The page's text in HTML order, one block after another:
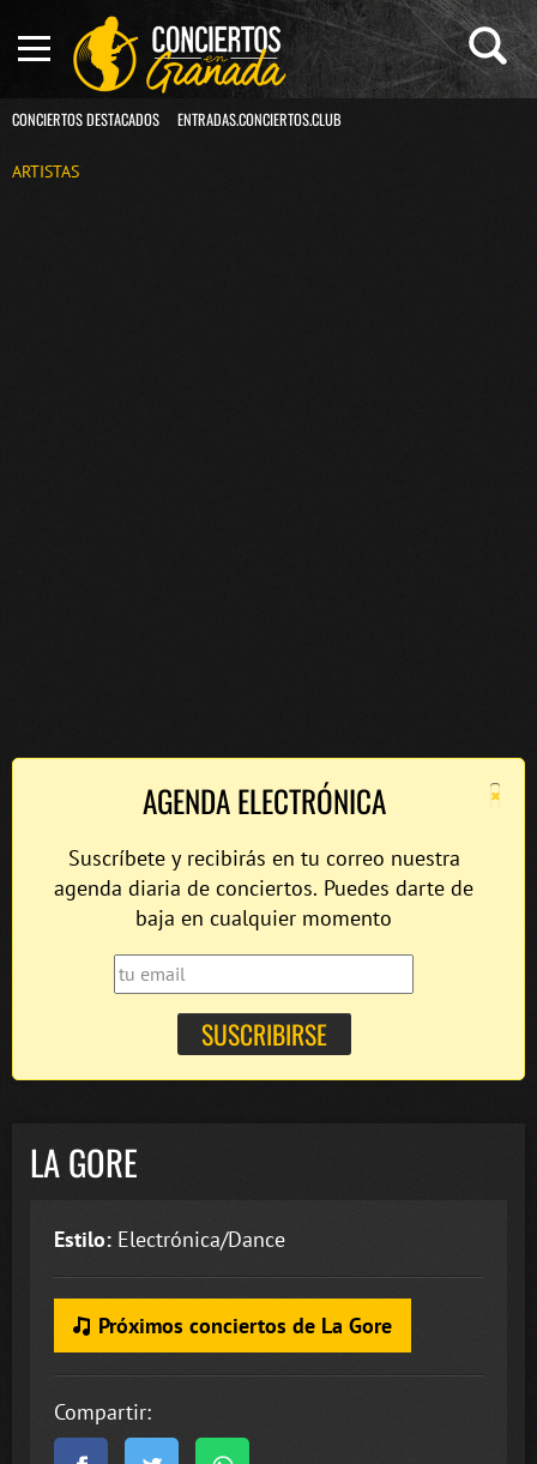
CONCIERTOS DESTACADOS ENTRADAS.CONCIERTOS.CLUB
ARTISTAS
×
AGENDA ELECTRÓNICA
Suscríbete y recibirás en tu correo nuestra
agenda diaria de conciertos. Puedes darte de
baja en cualquier momento
LA GORE
Estilo: Electrónica/Dance
Próximos conciertos de La Gore
Compartir: